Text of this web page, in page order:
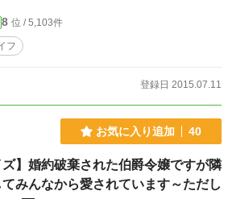
8 位 / 5,103件
フ
登録日 2015.07.11
お気に入り追加 40
ズ】婚約破棄された伯爵令嬢ですが隣
みんなから愛されています～ただし